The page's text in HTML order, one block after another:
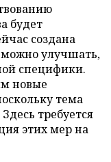
будет
создана
можно улучшать,
специфики.
новые
тема
требуется
этих мер на